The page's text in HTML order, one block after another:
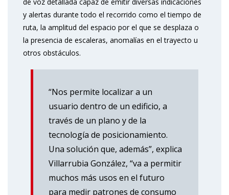
y alertas durante todo el recorrido como el tiempo de
ruta, la amplitud del espacio por el que se desplaza o
la presencia de escaleras, anomalías en el trayecto u
otros obstáculos.
“Nos permite localizar a un
usuario dentro de un edificio, a
través de un plano y de la
tecnología de posicionamiento.
Una solución que, además”, explica
Villarrubia González, “va a permitir
muchos más usos en el futuro
para medir patrones de consumo